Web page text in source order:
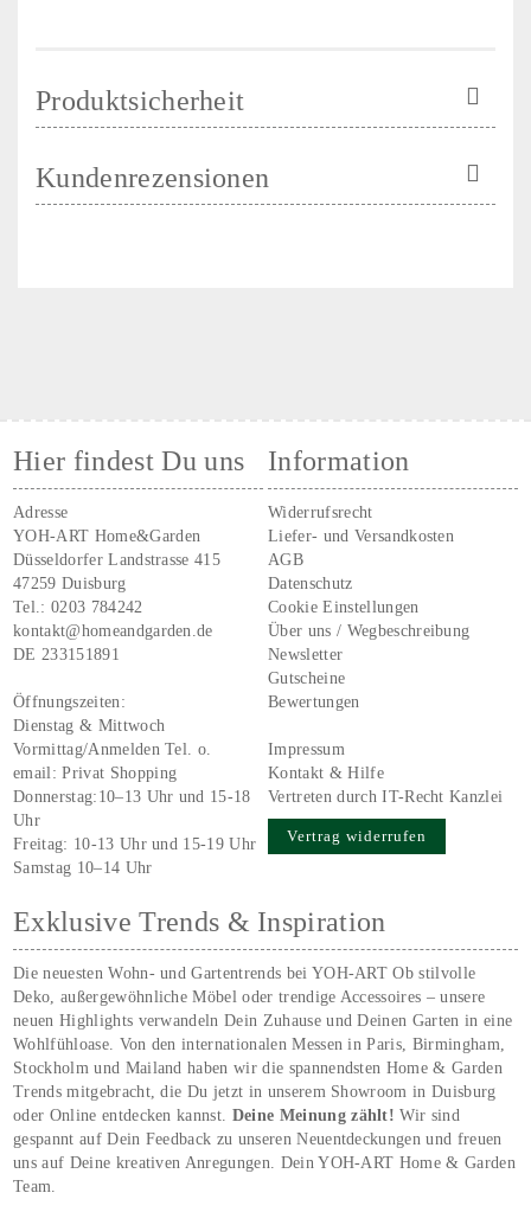
Produktsicherheit
Kundenrezensionen
Hier findest Du uns
Adresse
YOH-ART Home&Garden
Düsseldorfer Landstrasse 415
47259 Duisburg
Tel.:0203 784242
kontakt@homeandgarden.de
DE 233151891
Öffnungszeiten:
Dienstag & Mittwoch
Vormittag/Anmelden Tel. o.
email:Privat Shopping
Donnerstag:10–13 Uhr und 15-18
Uhr
Freitag: 10-13 Uhr und 15-19 Uhr
Samstag 10–14 Uhr
Information
Widerrufsrecht
Liefer- und Versandkosten
AGB
Datenschutz
Cookie Einstellungen
Über uns / Wegbeschreibung
Newsletter
Gutscheine
Bewertungen
Impressum
Kontakt & Hilfe
Vertreten durch IT-Recht Kanzlei
Vertrag widerrufen
Exklusive Trends & Inspiration
Die neuesten Wohn- und Gartentrends bei YOH‑ART Ob stilvolle
Deko, außergewöhnliche Möbel oder trendige Accessoires – unsere
neuen Highlights verwandeln Dein Zuhause und Deinen Garten in eine
Wohlfühloase. Von den internationalen Messen in Paris, Birmingham,
Stockholm und Mailand haben wir die spannendsten Home & Garden
Trends mitgebracht, die Du jetzt in unserem Showroom in Duisburg
oder Online entdecken kannst. Deine Meinung zählt!Wir sind
gespannt auf Dein Feedback zu unseren Neuentdeckungen und freuen
uns auf Deine kreativen Anregungen. Dein YOH‑ART Home & Garden
Team.